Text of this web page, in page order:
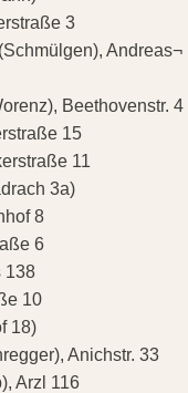
3
Andreas¬
Beethovenstr. 4
15
11
3a)
8
6
138
10
18)
Anichstr. 33
Arzl 116